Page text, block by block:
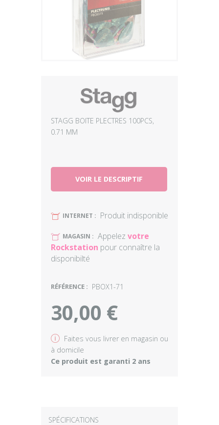
Plus
STAGG BOITE PLECTRES 100PCS,
0.71 MM
VOIR LE DESCRIPTIF
U INTERNET : Produit indisponible
U MAGASIN : Appelez votre
Rockstation pour connaître la
disponibilté
RÉFÉRENCE : PBOX1-71
30,00 €
v Faites vous livrer en magasin ou
à domicile
Ce produit est garanti 2 ans
SPÉCIFICATIONS